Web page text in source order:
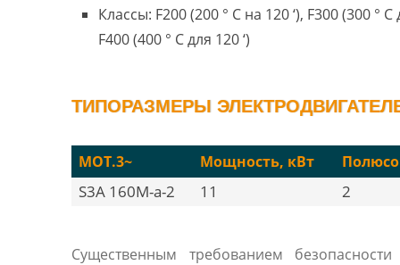
Классы: F200 (200 ° C на 120 ‘), F300 (300 ° C
F400 (400 ° C для 120 ‘)
ТИПОРАЗМЕРЫ
MOT.3~ Мощность, кВт
S3A 160M-a-2 11 2
Существенным требованием безопасности